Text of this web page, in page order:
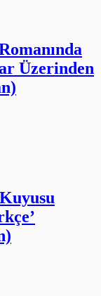
Üzerinden